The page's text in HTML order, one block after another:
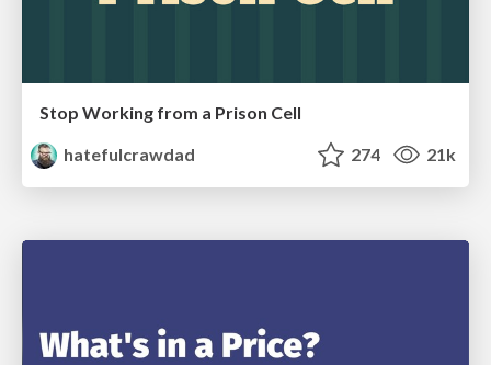
Stop Working from a Prison Cell
hatefulcrawdad
274 21k